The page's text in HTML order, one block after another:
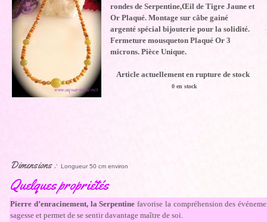
rondes de Serpentine,Œil de Tigre Jaune et
Or Plaqué. Montage sur câbe gainé
argenté spécial bijouterie pour la solidité.
Fermeture mousqueton Plaqué Or 3
microns. Pièce Unique.
Article actuellement en rupture de stock
0 en stock
Dimensions : Longueur 50 cm environ
Quelques propriétés
Pierre d’enracinement, la Serpentinefavorise la compréhension des
sagesse et permet de se sentir davantage maître de soi.